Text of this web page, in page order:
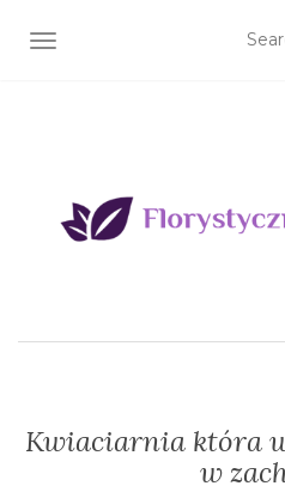
TOGGLE NAVIGATION
Kwiaciarnia która
w